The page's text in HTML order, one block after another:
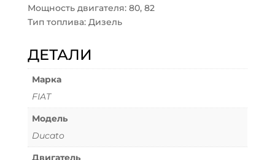
Мощность двигателя: 80, 82
Тип топлива: Дизель
ДЕТАЛИ
Марка
FIAT
Модель
Ducato
Двигатель